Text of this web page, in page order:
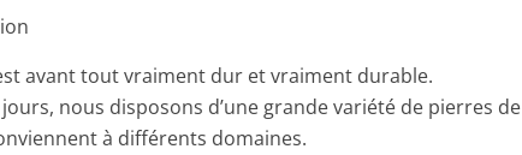
avant tout vraiment dur et vraiment durable.
nous disposons d’une grande variété de pierres de
à différents domaines.